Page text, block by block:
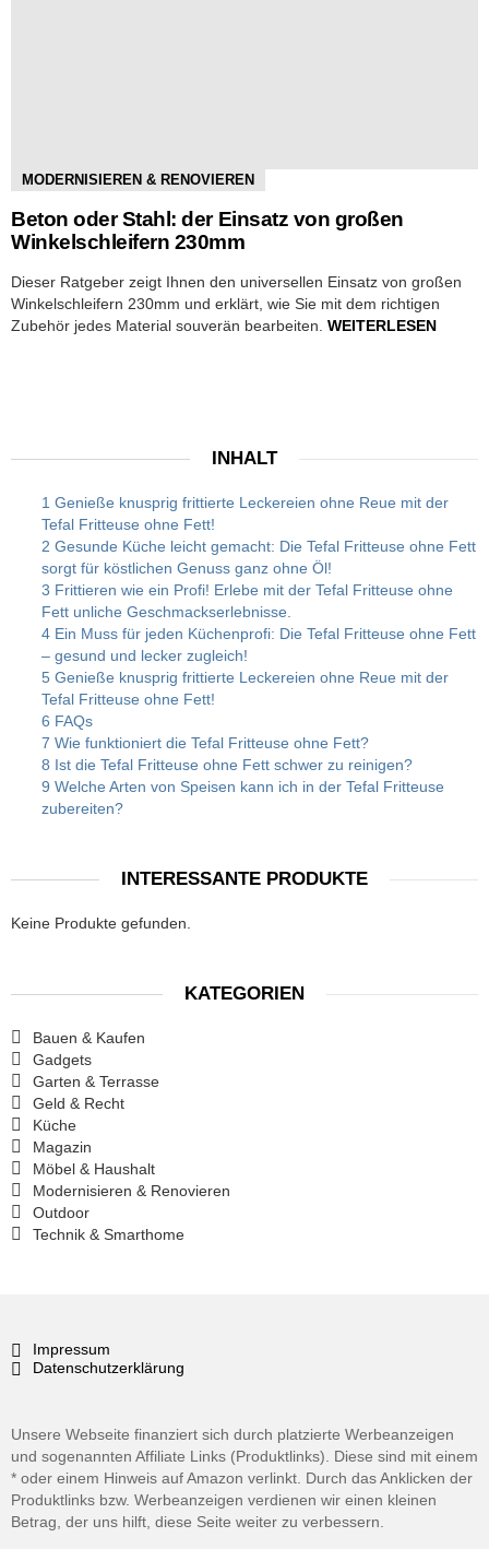
MODERNISIEREN & RENOVIEREN
Beton oder Stahl: der Einsatz von großen
Winkelschleifern 230mm
Dieser Ratgeber zeigt Ihnen den universellen Einsatz von großen
Winkelschleifern 230mm und erklärt, wie Sie mit dem richtigen
Zubehör jedes Material souverän bearbeiten. WEITERLESEN
INHALT
1 Genieße knusprig frittierte Leckereien ohne Reue mit der
Tefal Fritteuse ohne Fett!
2 Gesunde Küche leicht gemacht: Die Tefal Fritteuse ohne Fett
sorgt für köstlichen Genuss ganz ohne Öl!
3 Frittieren wie ein Profi! Erlebe mit der Tefal Fritteuse ohne
Fett unliche Geschmackserlebnisse.
4 Ein Muss für jeden Küchenprofi: Die Tefal Fritteuse ohne Fett
– gesund und lecker zugleich!
5 Genieße knusprig frittierte Leckereien ohne Reue mit der
Tefal Fritteuse ohne Fett!
6 FAQs
7 Wie funktioniert die Tefal Fritteuse ohne Fett?
8 Ist die Tefal Fritteuse ohne Fett schwer zu reinigen?
9 Welche Arten von Speisen kann ich in der Tefal Fritteuse
zubereiten?
INTERESSANTE PRODUKTE
Keine Produkte gefunden.
KATEGORIEN
Bauen & Kaufen
Gadgets
Garten & Terrasse
Geld & Recht
Küche
Magazin
Möbel & Haushalt
Modernisieren & Renovieren
Outdoor
Technik & Smarthome
Impressum
Datenschutzerklärung
Unsere Webseite finanziert sich durch platzierte Werbeanzeigen
und sogenannten Affiliate Links (Produktlinks). Diese sind mit einem
* oder einem Hinweis auf Amazon verlinkt. Durch das Anklicken der
Produktlinks bzw. Werbeanzeigen verdienen wir einen kleinen
Betrag, der uns hilft, diese Seite weiter zu verbessern.